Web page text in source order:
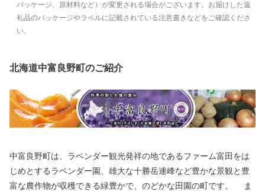
パッケージ、原材料など）が変更される場合がございます。お届けした返
礼品のパッケージやラベルに記載されている注意書きなどをご確認くださ
い。
北海道中富良野町のご紹介
中富良野町は、ラベンダー観光発祥の地であるファーム富田をは
じめとするラベンダー園、雄大な十勝岳連峰など豊かな景観と豊
富な農作物が収穫できる緑豊かで、のどかな田園の町です。 ま